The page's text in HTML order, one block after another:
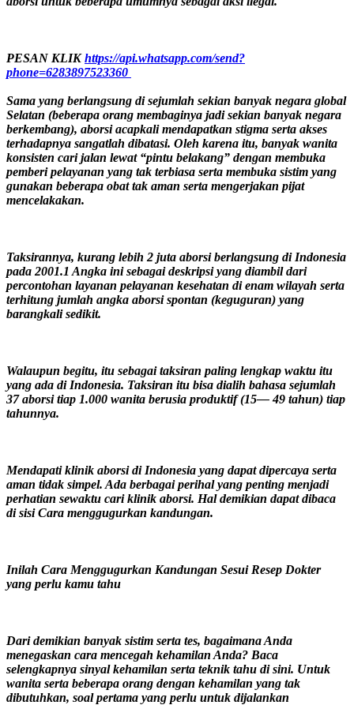
PESAN KLIKhttps://api.whatsapp.com/send?
phone=6283897523360
Sama yang berlangsung di sejumlah sekian banyak negara global
Selatan (beberapa orang membaginya jadi sekian banyak negara
berkembang), aborsi acapkali mendapatkan stigma serta akses
terhadapnya sangatlah dibatasi. Oleh karena itu, banyak wanita
konsisten cari jalan lewat “pintu belakang” dengan membuka
pemberi pelayanan yang tak terbiasa serta membuka sistim yang
gunakan beberapa obat tak aman serta mengerjakan pijat
mencelakakan.
Taksirannya, kurang lebih 2 juta aborsi berlangsung di Indonesia
pada 2001.1 Angka ini sebagai deskripsi yang diambil dari
percontohan layanan pelayanan kesehatan di enam wilayah serta
terhitung jumlah angka aborsi spontan (keguguran) yang
barangkali sedikit.
Walaupun begitu, itu sebagai taksiran paling lengkap waktu itu
yang ada di Indonesia. Taksiran itu bisa dialih bahasa sejumlah
37 aborsi tiap 1.000 wanita berusia produktif (15— 49 tahun) tiap
tahunnya.
Mendapati klinik aborsi di Indonesia yang dapat dipercaya serta
aman tidak simpel. Ada berbagai perihal yang penting menjadi
perhatian sewaktu cari klinik aborsi. Hal demikian dapat dibaca
di sisi Cara menggugurkan kandungan.
Inilah Cara Menggugurkan Kandungan Sesui Resep Dokter
yang perlu kamu tahu
Dari demikian banyak sistim serta tes, bagaimana Anda
menegaskan cara mencegah kehamilan Anda? Baca
selengkapnya sinyal kehamilan serta teknik tahu di sini. Untuk
wanita serta beberapa orang dengan kehamilan yang tak
dibutuhkan, soal pertama yang perlu untuk dijalankan